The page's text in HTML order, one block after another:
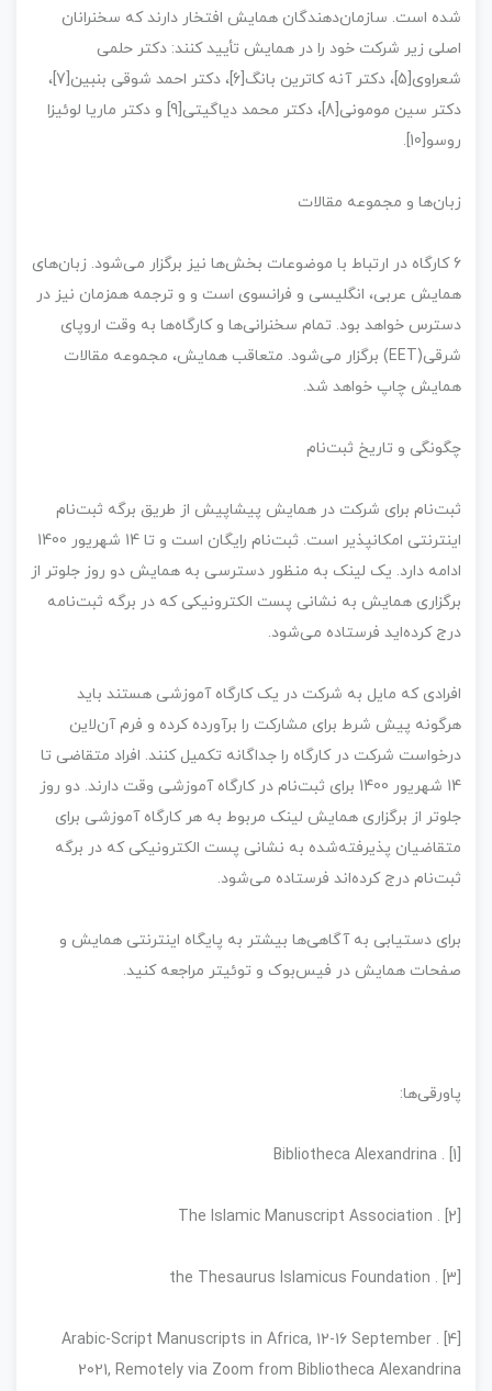
شده است. سازمان‌دهندگان همایش افتخار دارند که سخنرانان
اصلی زیر شرکت خود را در همایش تأیید کنند: دکتر حلمی
شعراوی[5]، دکتر آنه کاترین بانگ[6]، دکتر احمد شوقی بنبین[7]،
دکتر سین مومونی[8]، دکتر محمد دیاگیتی[9] و دکتر ماریا لوئیزا
روسو[10].
زبان‌ها و مجموعه مقالات
6 کارگاه در ارتباط با موضوعات بخش‌ها نیز برگزار می‌شود. زبان‌های
همایش عربی، انگلیسی و فرانسوی است و و ترجمه همزمان نیز در
دسترس خواهد بود. تمام سخنرانی‌ها و کارگاه‌ها به وقت اروپای
شرقی(EET) برگزار می‌شود. متعاقب همایش، مجموعه مقالات
همایش چاپ خواهد شد.
چگونگی و تاریخ ثبت‌نام
ثبت‌نام برای شرکت در همایش پیشاپیش از طریق برگه ثبت‌نام
اینترنتی امکانپذیر است. ثبت‌نام رایگان است و تا 14 شهریور 1400
ادامه دارد. یک لینک به منظور دسترسی به همایش دو روز جلوتر از
برگزاری همایش به نشانی پست الکترونیکی که در برگه ثبت‌نامه
درج کرده‌اید فرستاده می‌شود.
افرادی که مایل به شرکت در یک کارگاه آموزشی هستند باید
هرگونه پیش شرط برای مشارکت را برآورده کرده و فرم آن‌لاین
درخواست شرکت در کارگاه را جداگانه تکمیل کنند. افراد متقاضی تا
14 شهریور 1400 برای ثبت‌نام در کارگاه آموزشی وقت دارند. دو روز
جلوتر از برگزاری همایش لینک مربوط به هر کارگاه آموزشی برای
متقاضیان پذیرفته‌شده به نشانی پست الکترونیکی که در برگه
ثبت‌نام درج کرده‌اند فرستاده می‌‌شود.
برای دستیابی به آگاهی‌ها بیشتر به پایگاه اینترنتی همایش و
صفحات همایش در فیس‌بوک و توئیتر مراجعه کنید.
پاورقی‌ها:
[1] . Bibliotheca Alexandrina
[2] . The Islamic Manuscript Association
[3] . the Thesaurus Islamicus Foundation
[4] . Arabic-Script Manuscripts in Africa, 12-16 September
2021, Remotely via Zoom from Bibliotheca Alexandrina